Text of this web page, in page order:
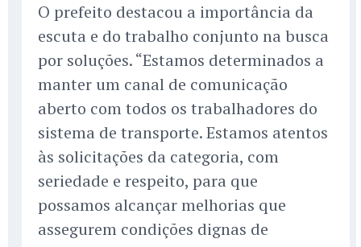
O prefeito destacou a importância da
escuta e do trabalho conjunto na busca
por soluções. “Estamos determinados a
manter um canal de comunicação
aberto com todos os trabalhadores do
sistema de transporte. Estamos atentos
às solicitações da categoria, com
seriedade e respeito, para que
possamos alcançar melhorias que
assegurem condições dignas de